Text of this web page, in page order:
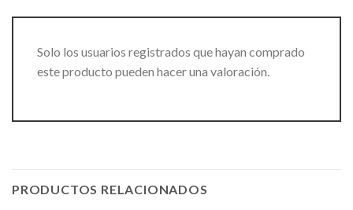
Solo los usuarios registrados que hayan comprado
este producto pueden hacer una valoración.
PRODUCTOS RELACIONADOS